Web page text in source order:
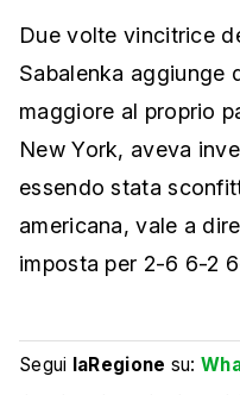
Due volte vincitrice
Sabalenka aggiunge
maggiore al proprio
New York, aveva
essendo stata
americana, vale a
imposta per 2-6 6-2
Segui laRegione su: